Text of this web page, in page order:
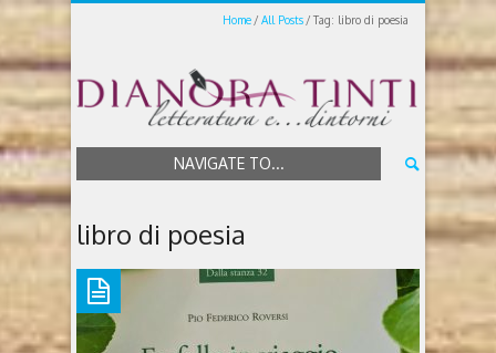
Home All Posts Tag: libro di poesia
NAVIGATE TO...
libro di poesia